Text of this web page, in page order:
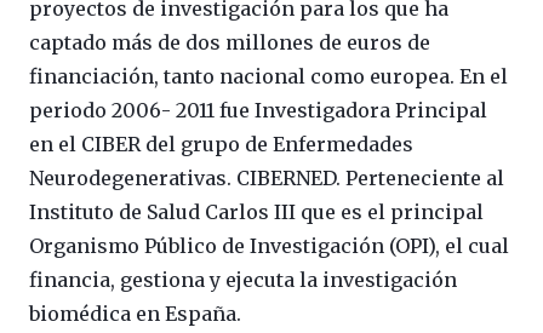
proyectos de investigación para los que ha
captado más de dos millones de euros de
financiación, tanto nacional como europea. En el
periodo 2006- 2011 fue Investigadora Principal
en el CIBER del grupo de Enfermedades
Neurodegenerativas. CIBERNED. Perteneciente al
Instituto de Salud Carlos III que es el principal
Organismo Público de Investigación (OPI), el cual
financia, gestiona y ejecuta la investigación
biomédica en España.